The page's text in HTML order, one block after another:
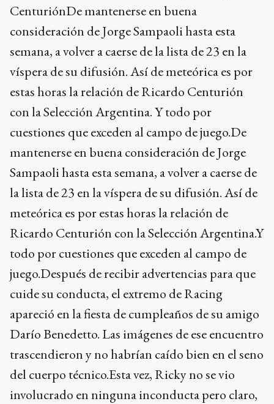
CenturiónDe mantenerse en buena
consideración de Jorge Sampaoli hasta esta
semana, a volver a caerse de la lista de 23 en la
víspera de su difusión. Así de meteórica es por
estas horas la relación de Ricardo Centurión
con la Selección Argentina. Y todo por
cuestiones que exceden al campo de juego.De
mantenerse en buena consideración de Jorge
Sampaoli hasta esta semana, a volver a caerse de
la lista de 23 en la víspera de su difusión. Así de
meteórica es por estas horas la relación de
Ricardo Centurión con la Selección Argentina.Y
todo por cuestiones que exceden al campo de
juego.Después de recibir advertencias para que
cuide su conducta, el extremo de Racing
apareció en la fiesta de cumpleaños de su amigo
Darío Benedetto. Las imágenes de ese encuentro
trascendieron y no habrían caído bien en el seno
del cuerpo técnico.Esta vez, Ricky no se vio
involucrado en ninguna inconducta pero claro,